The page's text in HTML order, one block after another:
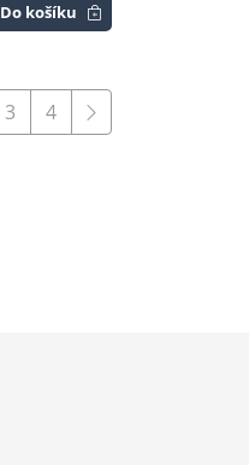
Do košíku
3 4